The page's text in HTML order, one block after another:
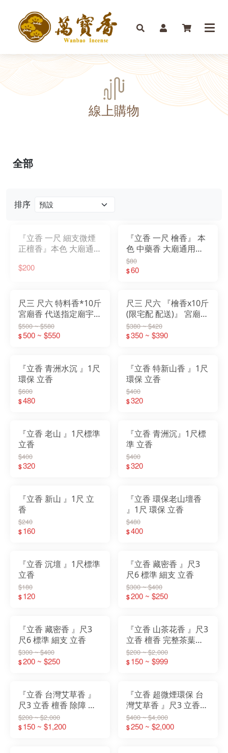
線上購物
排序
『立香 一尺 細支微煙
正檀香』本色 大廟通用
立香 檀香 原木香 一貫
$200
『立香 一尺 檜香』 本
色 中藥香 大廟通用款
尺3 尺6 一斤裝 香 立香
檀香 原木香 一貫道
$80
$60
尺三 尺六 特料香*10斤
宮廟香 代送指定廟宇
土地公 祝壽還願寄附
$500 ~ $580
$500 ~ $550
尺三 尺六 『檜香x10斤
(限宅配 配送)』 宮廟香
代送指定廟宇 土地公
祝壽還願寄附
$380 ~ $420
$350 ~ $390
『立香 青洲水沉 』1尺
環保 立香
$600
$480
『立香 特新山香 』1尺
環保 立香
$400
$320
『立香 老山 』1尺標準
立香
$400
$320
『立香 青洲沉』1尺標
準 立香
$400
$320
『立香 新山 』1尺 立
香
$240
$160
『立香 環保老山壇香
』1尺 環保 立香
$480
$400
『立香 沉壇 』1尺標準
立香
$180
$120
『立香 藏密香 』尺3
尺6 標準 細支 立香
$300 ~ $400
$200 ~ $250
『立香 藏密香 』尺3
尺6 標準 細支 立香
$300 ~ $400
$200 ~ $250
『立香 山茶花香 』尺3
立香 檀香 完整茶葉磨
碎入料製作 清香 淡雅
$200 ~ $2,000
$150 ~ $999
『立香 台灣艾草香 』
尺3 立香 檀香 除障 避
邪 淨化 開運 祈福 辟邪
$200 ~ $2,000
$150 ~ $1,200
『立香 超微煙環保 台
灣艾草香 』尺3 立香
檀香 除障 避邪 淨化 開
運 祈福 辟邪
$400 ~ $4,000
$250 ~ $2,000
全部